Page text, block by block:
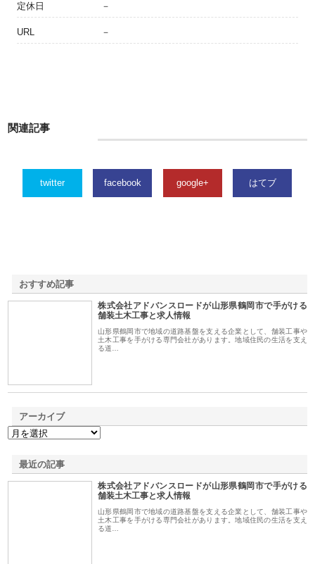
定休日 －
URL －
関連記事
twitter facebook google+ はてブ
おすすめ記事
株式会社アドバンスロードが山形県鶴岡市で手がける
舗装土木工事と求人情報
山形県鶴岡市で地域の道路基盤を支える企業として、舗装工事や
土木工事を手がける専門会社があります。地域住民の生活を支え
る道…
アーカイブ
最近の記事
株式会社アドバンスロードが山形県鶴岡市で手がける
舗装土木工事と求人情報
山形県鶴岡市で地域の道路基盤を支える企業として、舗装工事や
土木工事を手がける専門会社があります。地域住民の生活を支え
る道…